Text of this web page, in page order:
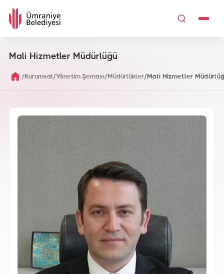
Mali Hizmetler Müdürlüğü
/Kurumsal/Yönetim Şeması/Müdürlükler/Mali Hizmetler